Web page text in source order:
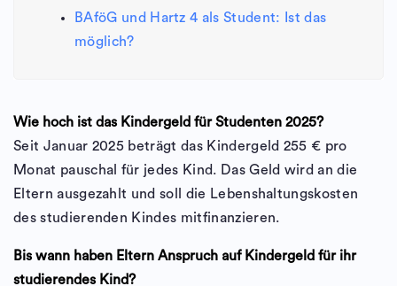
BAföG und Hartz 4 als Student: Ist das
möglich?
Wie hoch ist das Kindergeld für Studenten 2025?
Seit Januar 2025 beträgt das Kindergeld 255 € pro
Monat pauschal für jedes Kind. Das Geld wird an die
Eltern ausgezahlt und soll die Lebenshaltungskosten
des studierenden Kindes mitfinanzieren.
Bis wann haben Eltern Anspruch auf Kindergeld für ihr
studierendes Kind?